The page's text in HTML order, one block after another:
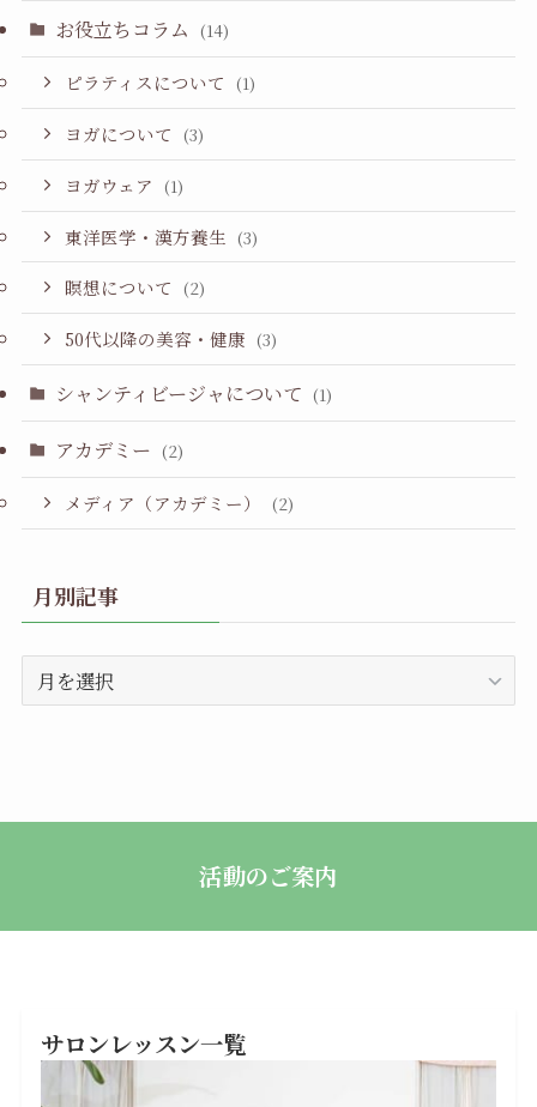
お役立ちコラム (14)
ピラティスについて (1)
ヨガについて (3)
ヨガウェア (1)
東洋医学・漢方養生 (3)
瞑想について (2)
50代以降の美容・健康 (3)
シャンティビージャについて (1)
アカデミー (2)
メディア（アカデミー） (2)
月別記事
別
活動のご案内
サロンレッスン一覧